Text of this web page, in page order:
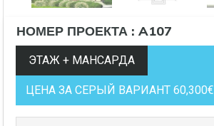
НОМЕР ПРОЕКТА : A107
ЭТАЖ + МАНСАРДА
ЦЕНА ЗА СЕРЫЙ ВАРИАНТ 60,300€